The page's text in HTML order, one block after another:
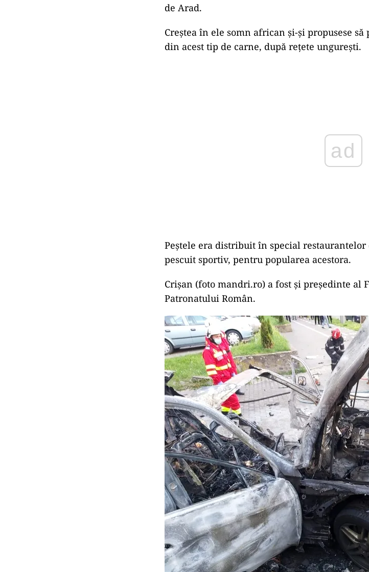
de Arad.
Creștea în ele somn african și-și propusese
din acest tip de carne, după rețete ungurești.
Peștele era distribuit în special
pescuit sportiv, pentru popularea acestora.
Crişan (foto mandri.ro) a fost și preşedinte al
Patronatului Român.